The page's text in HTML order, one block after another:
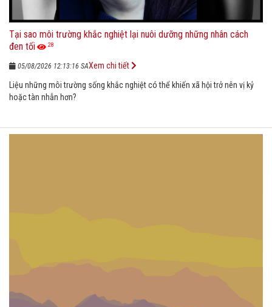
Tại sao môi trường khắc nghiệt lại nuôi dưỡng những nhân cách
đen tối
28
05/08/2026 12:13:16 SA
Liệu những môi trường sống khắc nghiệt có thể khiến xã hội trở nên vị kỷ
hoặc tàn nhẫn hơn?
Xem chi tiết